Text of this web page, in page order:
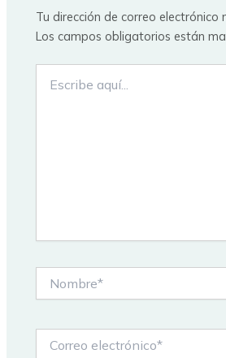
Tu dirección de correo electrónico
Los campos obligatorios están
aquí...
electrónico*